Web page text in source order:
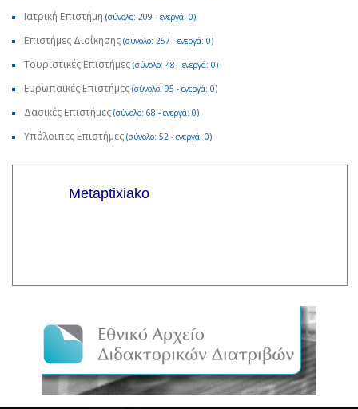
Ιατρική Επιστήμη (σύνολο: 209 - ενεργά: 0)
Επιστήμες Διοίκησης (σύνολο: 257 - ενεργά: 0)
Τουριστικές Επιστήμες (σύνολο: 48 - ενεργά: 0)
Ευρωπαϊκές Επιστήμες (σύνολο: 95 - ενεργά: 0)
Δασικές Επιστήμες (σύνολο: 68 - ενεργά: 0)
Υπόλοιπες Επιστήμες (σύνολο: 52 - ενεργά: 0)